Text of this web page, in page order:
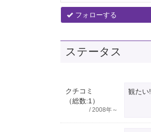
フォローする
ステータス
クチコミ
（総数:1）
/ 2008年～
観たい!